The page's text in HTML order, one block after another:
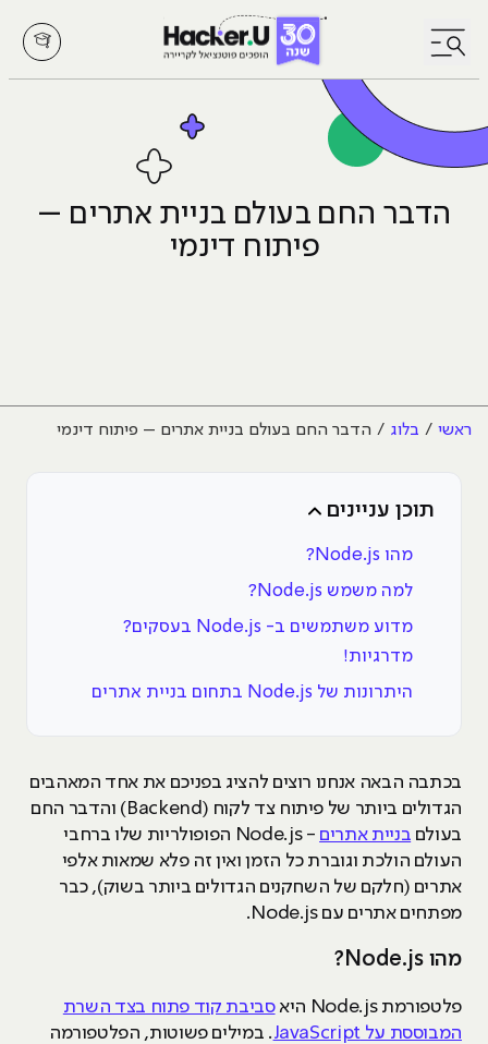
לחץ לפתיחת/סגירת תפריט
הדבר החם בעולם בניית אתרים –
פיתוח דינמי
ראשי בלוג הדבר החם בעולם בניית אתרים – פיתוח דינמי
תוכן עניינים
מהו Node.js?
למה משמש Node.js?
מדוע משתמשים ב- Node.js בעסקים?
מדרגיות!
היתרונות של Node.js בתחום בניית אתרים
בכתבה הבאה אנחנו רוצים להציג בפניכם את אחד המאהבים
הגדולים ביותר של פיתוח צד לקוח (Backend) והדבר החם
בעולם בניית אתרים
- Node.js הפופולריות שלו ברחבי
העולם הולכת וגוברת כל הזמן ואין זה פלא שמאות אלפי
אתרים (חלקם של השחקנים הגדולים ביותר בשוק), כבר
מפתחים אתרים עם Node.js.
מהו Node.js?
פלטפורמת Node.js היא
סביבת קוד פתוח בצד השרת
המבוססת על JavaScript
. במילים פשוטות, הפלטפורמה